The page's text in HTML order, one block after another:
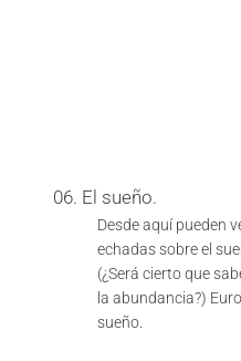
06. El sueño.
Desde aquí pueden
echadas sobre el
(¿Será cierto que
la abundancia?)
sueño.